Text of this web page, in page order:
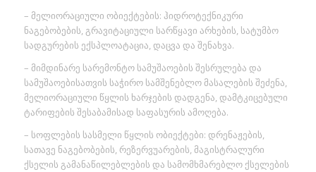
– მელიორაციული ობიექტების: ჰიდროტექნიკური
ნაგებობების, გრავიტაციული სარწყავი არხების, სატუმბო
სადგურების ექსპლოატაცია, დაცვა და შენახვა.
– მიმდინარე სარემონტო სამუშაოების შესრულება და
სამუშაოებისათვის საჭირო სამშენებლო მასალების შეძენა,
მელიორაციული წყლის ხარჯების დადგენა, დამტკიცებული
ტარიფების შესაბამისად საფასურის ამოღება.
– სოფლების სასმელი წყლის ობიექტები: დრენაჟების,
სათავე ნაგებობების, რეზერვუარების, მაგისტრალური
ქსელის გამანაწილებლების და სამომხმარებლო ქსელების